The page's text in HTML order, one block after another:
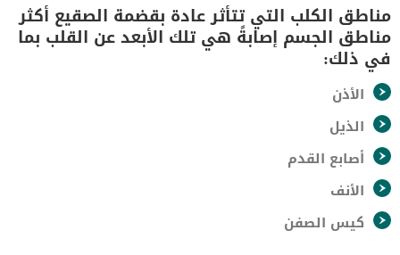
مناطق الكلب التي تتأثر عادة بقضمة الصقيع أكثر
مناطق الجسم إصابةً هي تلك الأبعد عن القلب بما
في ذلك:
الأذن
الذيل
أصابع القدم
الأنف
كيس الصفن